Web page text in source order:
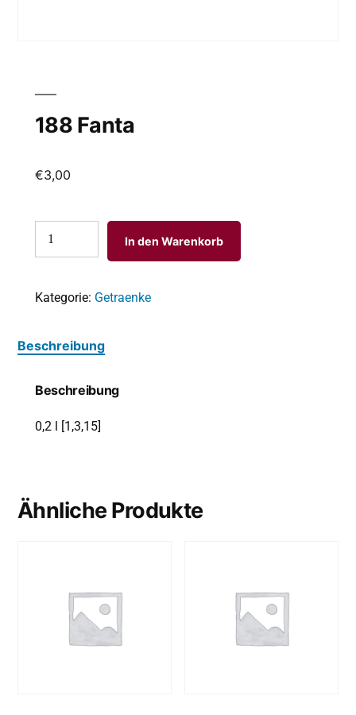
188 Fanta
€3,00
In den Warenkorb
Kategorie: Getraenke
Beschreibung
Beschreibung
0,2 l [1,3,15]
Ähnliche Produkte